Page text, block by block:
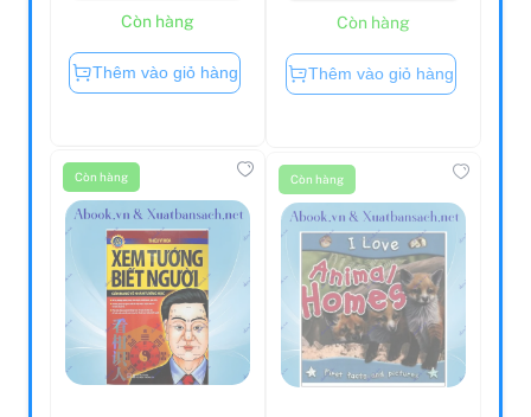
Còn hàng
Thêm vào giỏ hàng
Còn hàng
Thêm vào giỏ hàng
Còn hàng